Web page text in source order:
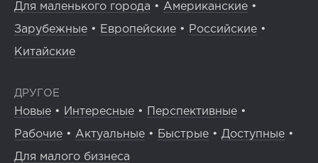
Для маленького города • Американские •
Зарубежные • Европейские • Российские •
Китайские
ДРУГОЕ
Новые • Интересные • Перспективные •
Рабочие • Актуальные • Быстрые • Доступные •
Для малого бизнеса